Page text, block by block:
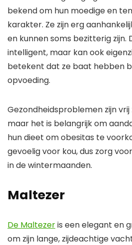
bekend om hun moedige en
karakter. Ze zijn erg
en kunnen soms bezitterig zijn.
intelligent, maar kan ook
betekent dat ze baat hebben
opvoeding.
Gezondheidsproblemen zijn
maar het is belangrijk om
hun dieet om obesitas te
gevoelig voor kou, dus zorg
in de wintermaanden.
Maltezer
De Maltezeris een elegant en
om zijn lange, zijdeachtige